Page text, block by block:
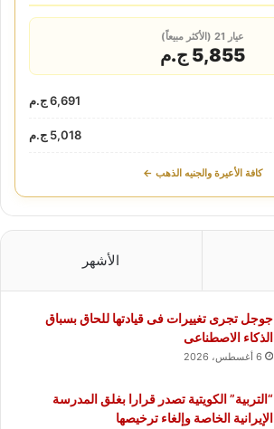
عيار 21 (الأكثر مبيعاً)
5,855 ج.م
6,691 ج.م
5,018 ج.م
كافة الأعيرة والجنيه الذهب ←
الأشهر
جوجل تجرى تغييرات فى قيادتها للحاق بسباق
الذكاء الاصطناعى
6 أغسطس، 2026
“التربية” الكويتية تصدر قرارا بغلق المدرسة
الإيرانية الخاصة وإلغاء ترخيصها